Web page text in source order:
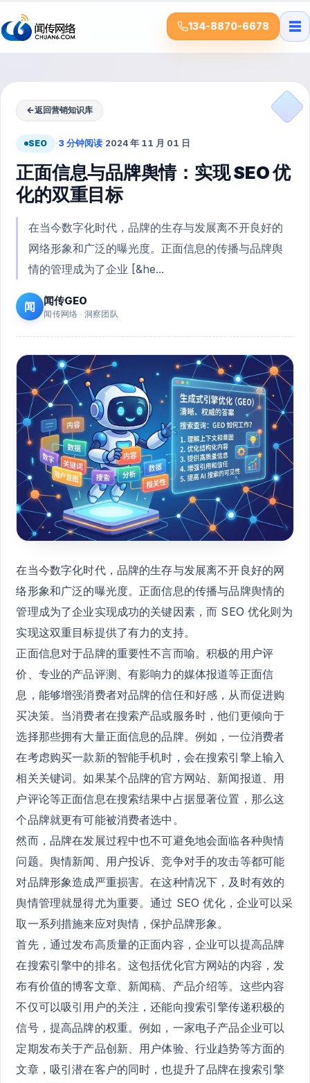
134-8870-6678 ☰
←返回营销知识库
SEO ·3 分钟阅读·2024 年 11 月 01 日
正面信息与品牌舆情：实现 SEO 优
化的双重目标
在当今数字化时代，品牌的生存与发展离不开良好的
网络形象和广泛的曝光度。正面信息的传播与品牌舆
情的管理成为了企业 [&he...
闻 闻传GEO
闻传网络 · 洞察团队
在当今数字化时代，品牌的生存与发展离不开良好的网
络形象和广泛的曝光度。正面信息的传播与品牌舆情的
管理成为了企业实现成功的关键因素，而 SEO 优化则为
实现这双重目标提供了有力的支持。
正面信息对于品牌的重要性不言而喻。积极的用户评
价、专业的产品评测、有影响力的媒体报道等正面信
息，能够增强消费者对品牌的信任和好感，从而促进购
买决策。当消费者在搜索产品或服务时，他们更倾向于
选择那些拥有大量正面信息的品牌。例如，一位消费者
在考虑购买一款新的智能手机时，会在搜索引擎上输入
相关关键词。如果某个品牌的官方网站、新闻报道、用
户评论等正面信息在搜索结果中占据显著位置，那么这
个品牌就更有可能被消费者选中。
然而，品牌在发展过程中也不可避免地会面临各种舆情
问题。舆情新闻、用户投诉、竞争对手的攻击等都可能
对品牌形象造成严重损害。在这种情况下，及时有效的
舆情管理就显得尤为重要。通过 SEO 优化，企业可以采
取一系列措施来应对舆情，保护品牌形象。
首先，通过发布高质量的正面内容，企业可以提高品牌
在搜索引擎中的排名。这包括优化官方网站的内容，发
布有价值的博客文章、新闻稿、产品介绍等。这些内容
不仅可以吸引用户的关注，还能向搜索引擎传递积极的
信号，提高品牌的权重。例如，一家电子产品企业可以
定期发布关于产品创新、用户体验、行业趋势等方面的
文章，吸引潜在客户的同时，也提升了品牌在搜索引擎